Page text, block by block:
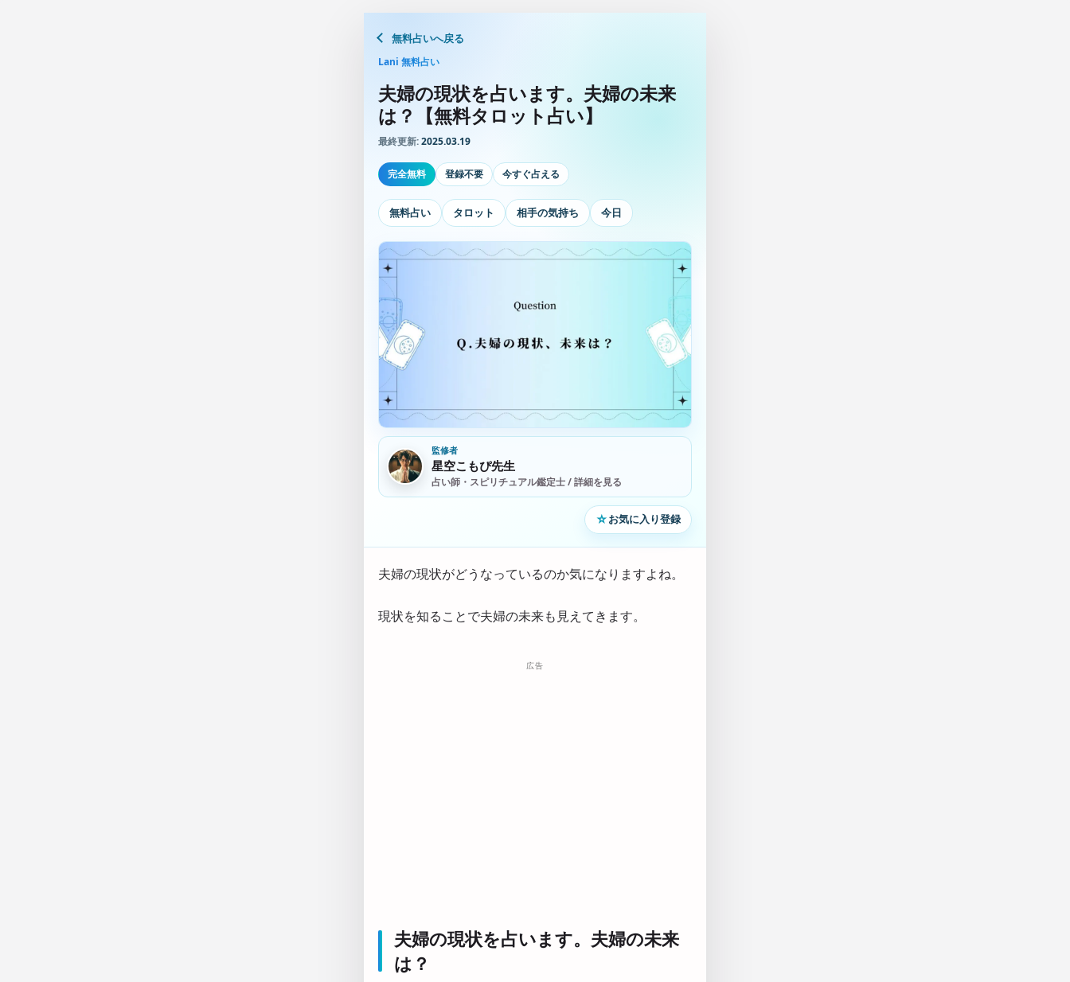
無料占いへ戻る
Lani 無料占い
夫婦の現状を占います。夫婦の未来
は？【無料タロット占い】
最終更新:2025.03.19
完全無料 登録不要 今すぐ占える
無料占い タロット 相手の気持ち 今日
監修者
星空こもぴ先生
占い師・スピリチュアル鑑定士 / 詳細を見る
☆お気に入り登録
夫婦の現状がどうなっているのか気になりますよね。
現状を知ることで夫婦の未来も見えてきます。
広告
夫婦の現状を占います。夫婦の未来
は？